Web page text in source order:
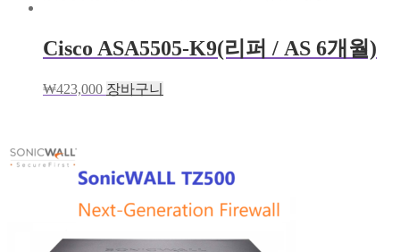
Cisco ASA5505-K9(리퍼 / AS 6개월)
₩423,000 장바구니